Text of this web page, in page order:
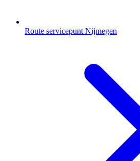
Route servicepunt Nijmegen